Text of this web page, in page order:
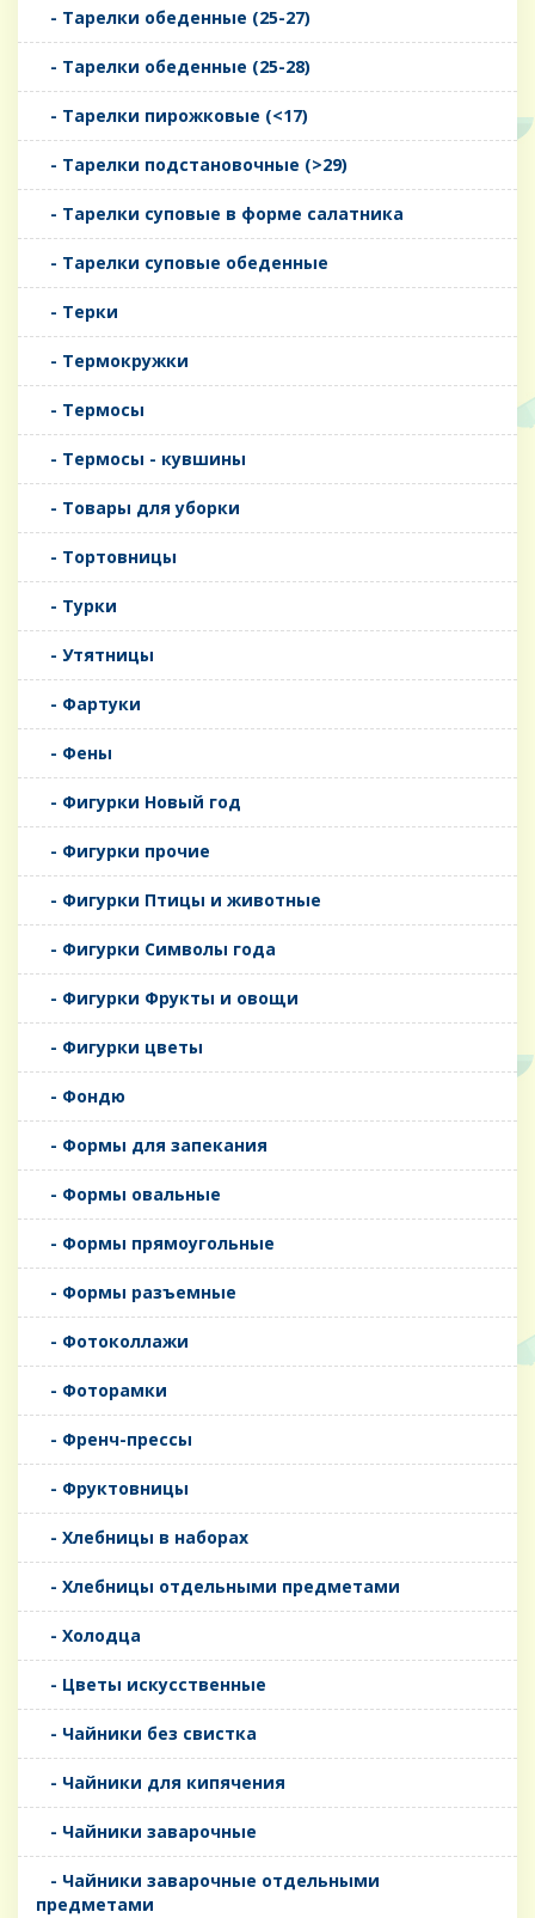
- Тарелки обеденные (25-27)
- Тарелки обеденные (25-28)
- Тарелки пирожковые (<17)
- Тарелки подстановочные (>29)
- Тарелки суповые в форме салатника
- Тарелки суповые обеденные
- Терки
- Термокружки
- Термосы
- Термосы - кувшины
- Товары для уборки
- Тортовницы
- Турки
- Утятницы
- Фартуки
- Фены
- Фигурки Новый год
- Фигурки прочие
- Фигурки Птицы и животные
- Фигурки Символы года
- Фигурки Фрукты и овощи
- Фигурки цветы
- Фондю
- Формы для запекания
- Формы овальные
- Формы прямоугольные
- Формы разъемные
- Фотоколлажи
- Фоторамки
- Френч-прессы
- Фруктовницы
- Хлебницы в наборах
- Хлебницы отдельными предметами
- Холодца
- Цветы искусственные
- Чайники без свистка
- Чайники для кипячения
- Чайники заварочные
- Чайники заварочные отдельными
предметами